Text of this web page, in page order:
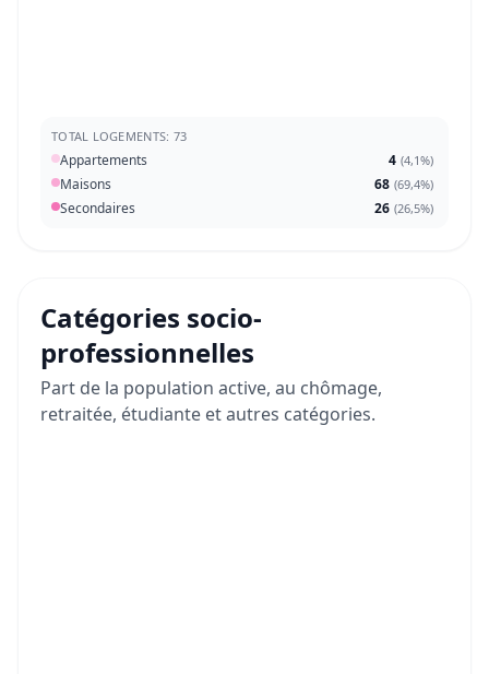
TOTAL LOGEMENTS: 73
Appartements 4 (4,1%)
Maisons 68 (69,4%)
Secondaires 26 (26,5%)
Catégories socio-
professionnelles
Part de la population active, au chômage,
retraitée, étudiante et autres catégories.